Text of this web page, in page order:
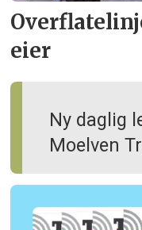
eier
Ny daglig
Moelven